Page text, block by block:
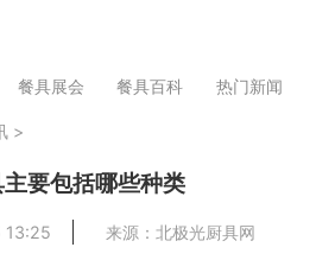
餐具展会 餐具百科 热门新闻
>
要包括哪些种类
13:25 来源：北极光厨具网